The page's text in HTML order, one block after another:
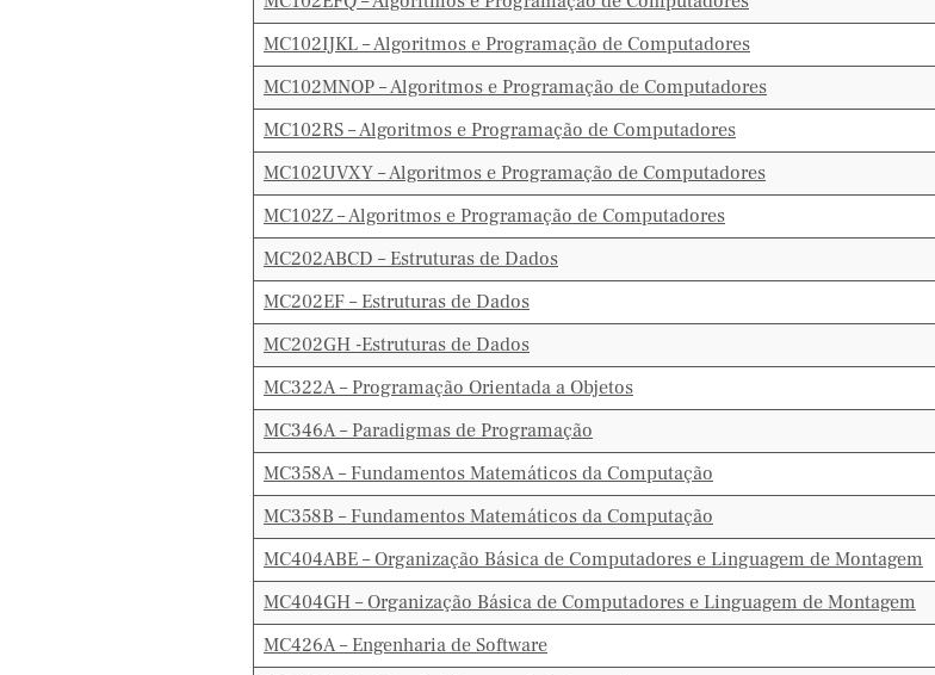
MC102IJKL – Algoritmos e Programação de Computadores
MC102MNOP – Algoritmos e Programação de Computadores
MC102RS – Algoritmos e Programação de Computadores
MC102UVXY – Algoritmos e Programação de Computadores
MC102Z – Algoritmos e Programação de Computadores
MC202ABCD – Estruturas de Dados
MC202EF – Estruturas de Dados
MC202GH -Estruturas de Dados
MC322A – Programação Orientada a Objetos
MC346A – Paradigmas de Programação
MC358A – Fundamentos Matemáticos da Computação
MC358B – Fundamentos Matemáticos da Computação
MC404ABE – Organização Básica de Computadores e Linguagem de Montagem
MC404GH – Organização Básica de Computadores e Linguagem de Montagem
MC426A – Engenharia de Software